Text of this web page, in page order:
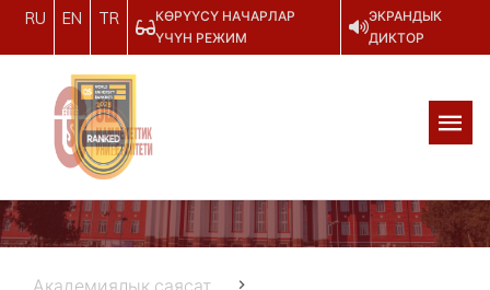
RU EN TR
КӨРҮҮСҮ НАЧАРЛАР
ҮЧҮН РЕЖИМ
ЭКРАНДЫК
ДИКТОР
Академиялык саясат